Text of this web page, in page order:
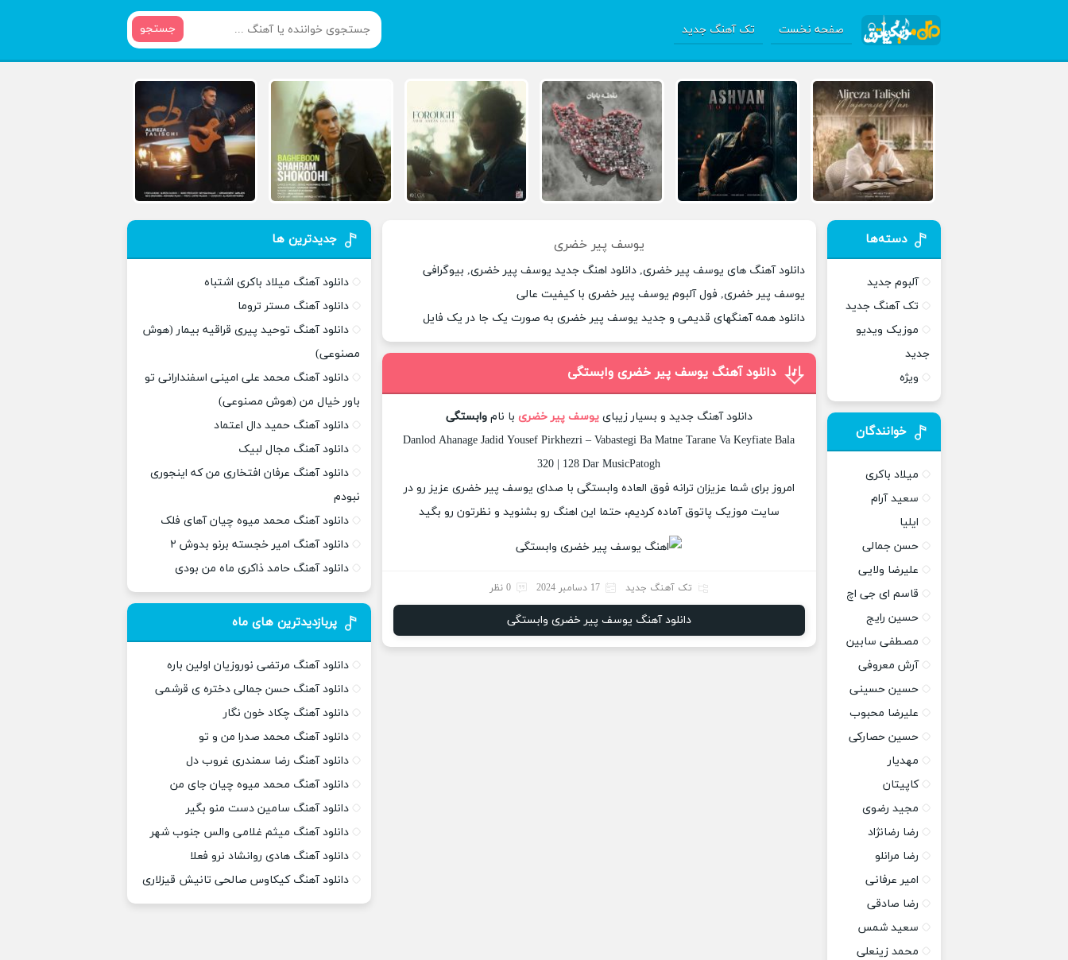
صفحه نخست تک آهنگ جدید جستجو
یوسف پیر خضری
دانلود آهنگ های یوسف پیر خضری, دانلود اهنگ جدید یوسف پیر خضری, بیوگرافی
یوسف پیر خضری, فول آلبوم یوسف پیر خضری با کیفیت عالی
دانلود همه آهنگهای قدیمی و جدید یوسف پیر خضری به صورت یک جا در یک فایل
دانلود آهنگ یوسف پیر خضری وابستگی
دانلود آهنگ جدید و بسیار زیباییوسف پیر خضری با ناموابستگی
Danlod Ahanage Jadid Yousef Pirkhezri – Vabastegi Ba Matne Tarane Va Keyfiate Bala
320 | 128 Dar MusicPatogh
امروز برای شما عزیزان ترانه فوق العاده وابستگی با صدای یوسف پیر خضری عزیز رو در
سایت موزیک پاتوق آماده کردیم، حتما این اهنگ رو بشنوید و نظرتون رو بگید
تک آهنگ جدید 17 دسامبر 2024 0 نظر
دانلود آهنگ یوسف پیر خضری وابستگی
دسته‌ها
آلبوم جدید
تک آهنگ جدید
موزیک ویدیو
جدید
ویژه
خوانندگان
میلاد باکری
سعید آرام
ایلیا
حسن جمالی
علیرضا ولایی
قاسم ای جی اچ
حسین رایج
مصطفی سابین
آرش معروفی
حسین حسینی
علیرضا محبوب
حسین حصارکی
مهدیار
کاپیتان
مجید رضوی
رضا رضانژاد
رضا مرانلو
امیر عرفانی
رضا صادقی
سعید شمس
محمد زینعلی
جدیدترین ها
دانلود آهنگ میلاد باکری اشتباه
دانلود آهنگ مستر تروما
دانلود آهنگ توحید پیری قراقیه بیمار (هوش
مصنوعی)
دانلود آهنگ محمد علی امینی اسفندارانی تو
باور خیال من (هوش مصنوعی)
دانلود آهنگ حمید دال اعتماد
دانلود آهنگ مجال لبیک
دانلود آهنگ عرفان افتخاری من که اینجوری
نبودم
دانلود آهنگ محمد میوه چیان آهای فلک
دانلود آهنگ امیر خجسته برنو بدوش ۲
دانلود آهنگ حامد ذاکری ماه من بودی
پربازدیدترین های ماه
دانلود آهنگ مرتضی نوروزیان اولین باره
دانلود آهنگ حسن جمالی دختره ی قرشمی
دانلود آهنگ چکاد خون نگار
دانلود آهنگ محمد صدرا من و تو
دانلود آهنگ رضا سمندری غروب دل
دانلود آهنگ محمد میوه چیان جای من
دانلود آهنگ سامین دست منو بگیر
دانلود آهنگ میثم غلامی والس جنوب شهر
دانلود آهنگ هادی روانشاد نرو فعلا
دانلود آهنگ کیکاوس صالحی تانیش قیزلاری